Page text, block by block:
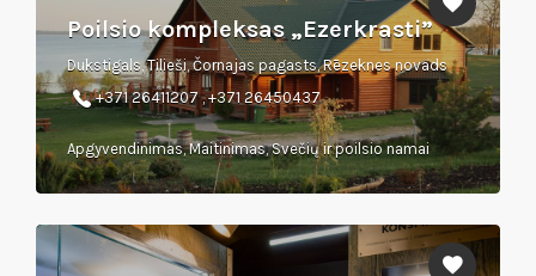
Poilsio kompleksas „Ezerkrasti”
Dukstigals, Tilieši, Čornajas pagasts, Rēzeknes novads
+371 26411207 , +371 26450437
Apgyvendinimas, Maitinimas, Svečių ir poilsio namai